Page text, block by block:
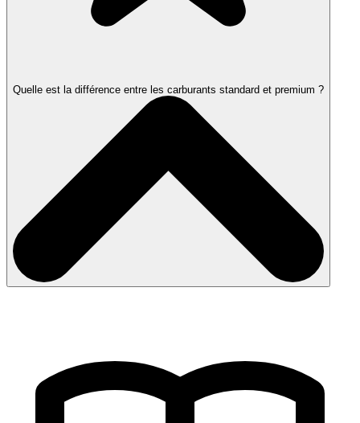
Quelle est la différence entre les carburants standard et premium ?